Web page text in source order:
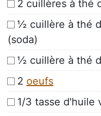
2 cuillères à thé
½ cuillère à thé
(soda)
½ cuillère à thé
2 oeufs
1/3 tasse d'huile